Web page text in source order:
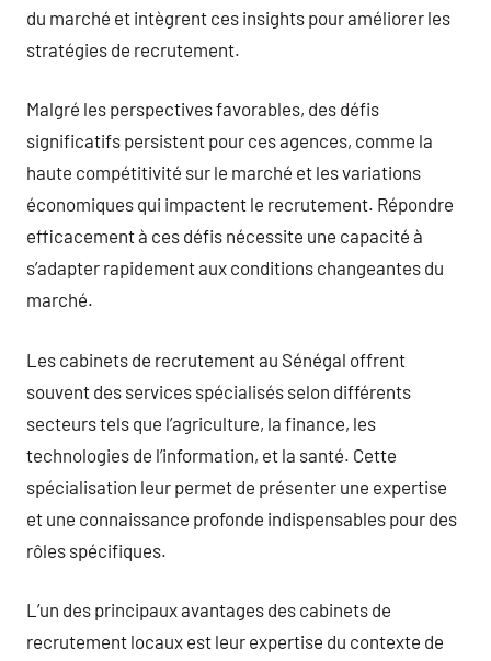
du marché et intègrent ces insights pour améliorer les
stratégies de recrutement.
Malgré les perspectives favorables, des défis
significatifs persistent pour ces agences, comme la
haute compétitivité sur le marché et les variations
économiques qui impactent le recrutement. Répondre
efficacement à ces défis nécessite une capacité à
s’adapter rapidement aux conditions changeantes du
marché.
Les cabinets de recrutement au Sénégal offrent
souvent des services spécialisés selon différents
secteurs tels que l’agriculture, la finance, les
technologies de l’information, et la santé. Cette
spécialisation leur permet de présenter une expertise
et une connaissance profonde indispensables pour des
rôles spécifiques.
L’un des principaux avantages des cabinets de
recrutement locaux est leur expertise du contexte de